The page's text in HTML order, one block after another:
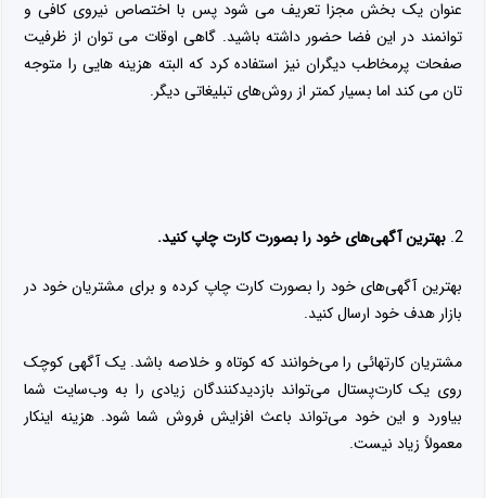
عنوان یک بخش مجزا تعریف می شود پس با اختصاص نیروی کافی و
توانمند در این فضا حضور داشته باشید. گاهی اوقات می توان از ظرفیت
صفحات پرمخاطب دیگران نیز استفاده کرد که البته هزینه هایی را متوجه
تان می کند اما بسیار کمتر از روش‌های تبلیغاتی دیگر.
بهترین آگهی‌های خود را بصورت کارت چاپ کنید.
بهترین آگهی‌های خود را بصورت کارت چاپ کرده و برای مشتریان خود در
بازار هدف خود ارسال کنید.
مشتریان کارتهائی را می‌خوانند که کوتاه و خلاصه باشد. یک آگهی کوچک
روی یک کارت‌پستال می‌تواند بازدیدکنندگان زیادی را به وب‌سایت شما
بیاورد و این خود می‌تواند باعث افزایش فروش شما شود. هزینه اینکار
معمولاً زیاد نیست.